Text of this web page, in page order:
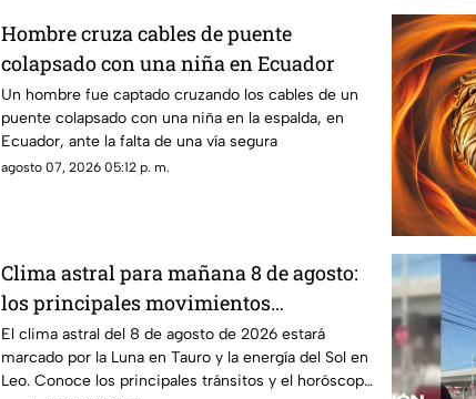
Hombre cruza cables de puente
colapsado con una niña en Ecuador
Un hombre fue captado cruzando los cables de un
puente colapsado con una niña en la espalda, en
Ecuador, ante la falta de una vía segura
agosto 07, 2026 05:12 p. m.
Clima astral para mañana 8 de agosto:
los principales movimientos
planetarios y el horóscopo de cada
signo
El clima astral del 8 de agosto de 2026 estará
marcado por la Luna en Tauro y la energía del Sol en
Leo. Conoce los principales tránsitos y el horóscopo